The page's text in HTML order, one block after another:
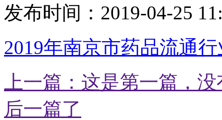
发布时间：2019-04-25
2019年南京市药品流通
上一篇：这是第一篇，
后一篇了